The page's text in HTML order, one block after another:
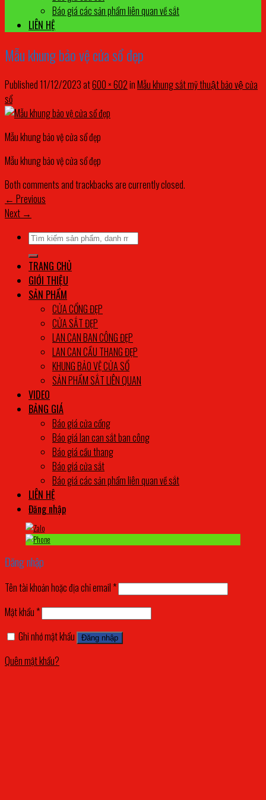
Báo giá các sản phẩm liên quan về sắt
LIÊN HỆ
Mẫu khung bảo vệ cửa sổ đẹp
Published11/12/2023at600 × 602inMẫu khung sắt mỹ thuật bảo vệ cửa
sổ
Mẫu khung bảo vệ cửa sổ đẹp
Mẫu khung bảo vệ cửa sổ đẹp
Both comments and trackbacks are currently closed.
← Previous
Next →
Tìm
kiếm:
TRANG CHỦ
GIỚI THIỆU
SẢN PHẨM
CỬA CỔNG ĐẸP
CỬA SẮT ĐẸP
LAN CAN BAN CÔNG ĐẸP
LAN CAN CẦU THANG ĐẸP
KHUNG BẢO VỆ CỬA SỔ
SẢN PHẨM SẮT LIÊN QUAN
VIDEO
BẢNG GIÁ
Báo giá cửa cổng
Báo giá lan can sắt ban công
Báo giá cầu thang
Báo giá cửa sắt
Báo giá các sản phẩm liên quan về sắt
LIÊN HỆ
Đăng nhập
Đăng nhập
Tên tài khoản hoặc địa chỉ email *
Mật khẩu *
Ghi nhớ mật khẩu
Đăng nhập
Quên mật khẩu?